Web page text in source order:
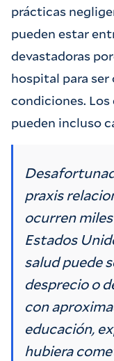
prácticas
pueden estar
devastadoras
hospital para ser
condiciones.
pueden incluso
praxis
ocurren
Estados
salud puede
desprecio o
con
educación,
hubiera